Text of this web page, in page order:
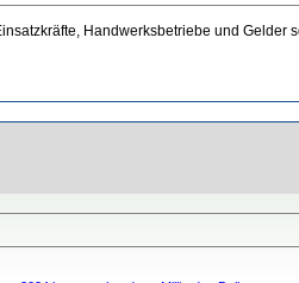
Handwerksbetriebe und